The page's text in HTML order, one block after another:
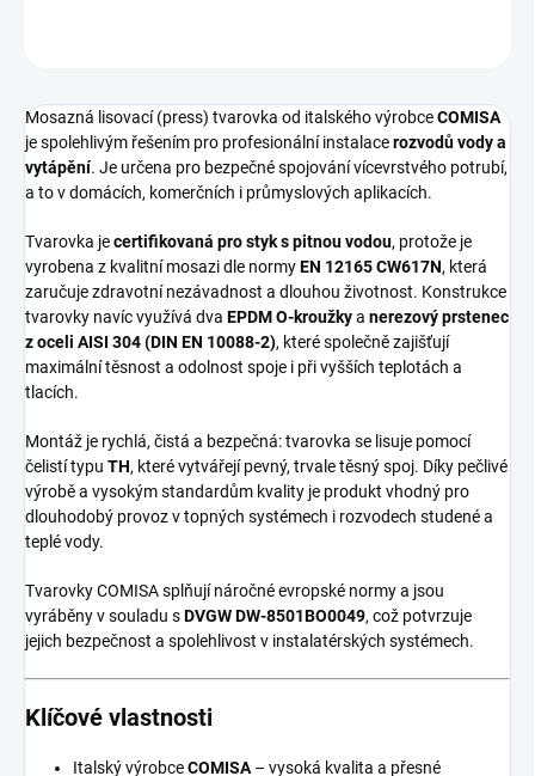
Mosazná lisovací (press) tvarovka od italského výrobceCOMISA
je spolehlivým řešením pro profesionální instalacerozvodů vody a
vytápění. Je určena pro bezpečné spojování vícevrstvého potrubí,
a to v domácích, komerčních i průmyslových aplikacích.
Tvarovka jecertifikovaná pro styk s pitnou vodou, protože je
vyrobena z kvalitní mosazi dle normyEN 12165 CW617N, která
zaručuje zdravotní nezávadnost a dlouhou životnost. Konstrukce
tvarovky navíc využívá dva EPDM O-kroužkya nerezový prstenec
z oceli AISI 304 (DIN EN 10088-2), které společně zajišťují
maximální těsnost a odolnost spoje i při vyšších teplotách a
tlacích.
Montáž je rychlá, čistá a bezpečná: tvarovka se lisuje pomocí
čelistí typu TH, které vytvářejí pevný, trvale těsný spoj. Díky pečlivé
výrobě a vysokým standardům kvality je produkt vhodný pro
dlouhodobý provoz v topných systémech i rozvodech studené a
teplé vody.
Tvarovky COMISA splňují náročné evropské normy a jsou
vyráběny v souladu sDVGW DW-8501BO0049, což potvrzuje
jejich bezpečnost a spolehlivost v instalatérských systémech.
Klíčové vlastnosti
Italský výrobceCOMISA– vysoká kvalita a přesné